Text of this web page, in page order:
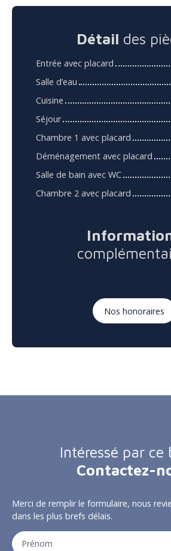
Détail des
Entrée avec placard
Salle d’eau
Cuisine
Séjour
Chambre 1 avec placard
Déménagement avec placard
Salle de bain avec WC
Chambre 2 avec placard
Nos honoraires
Intéressé par ce
Contactez-
Merci de remplir le formulaire, nous
dans les plus brefs délais.
Prénom